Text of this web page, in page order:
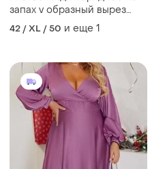
запах v образный вырез
рукав длинный прямой
юбка трапеция по спинке
ткань бархат мраморный
42 / XL / 50 и еще 1